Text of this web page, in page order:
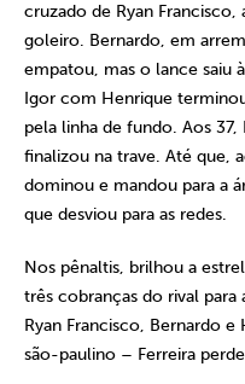
cruzado de Ryan
goleiro. Bernardo, em
empatou, mas o lance saiu
Igor com Henrique
pela linha de fundo. Aos
finalizou na trave. Até que,
dominou e mandou para a
que desviou para as redes.
Nos pênaltis, brilhou a
três cobranças do rival para
Ryan Francisco, Bernardo
são-paulino – Ferreira